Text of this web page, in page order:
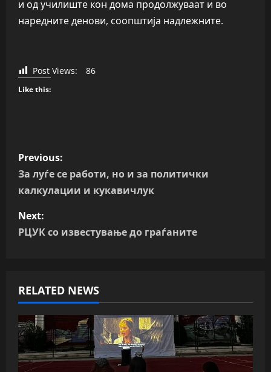
и од училиште кон дома продолжуваат и во
наредните денови, соопштија надлежните.
Post Views: 86
Like this:
P
o
t
a
v
i
g
Previous:
За луѓе се работи, но и за политички
калкулации и кукавичлук
Next:
РЦУК со известување до граѓаните
RELATED NEWS